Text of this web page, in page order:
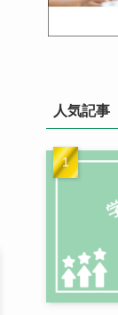
人気記事